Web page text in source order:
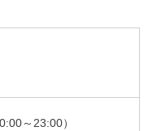
～23:00）